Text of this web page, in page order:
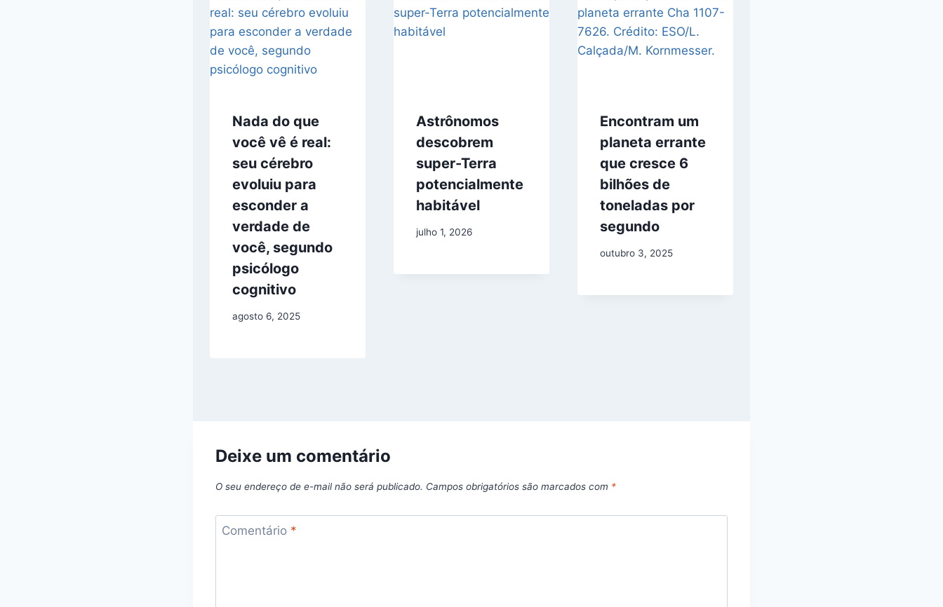
Nada do que
você vê é real:
seu cérebro
evoluiu para
esconder a
verdade de
você, segundo
psicólogo
cognitivo
agosto 6, 2025
Astrônomos
descobrem
super-Terra
potencialmente
habitável
julho 1, 2026
Encontram um
planeta errante
que cresce 6
bilhões de
toneladas por
segundo
outubro 3, 2025
Deixe um comentário
O seu endereço de e-mail não será publicado. Campos obrigatórios são marcados com *
Comentário *